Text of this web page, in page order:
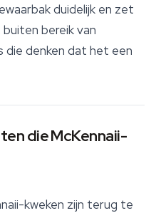
duidelijk en zet
bereik van
die denken dat het een
die McKennaii-
kweken zijn terug te